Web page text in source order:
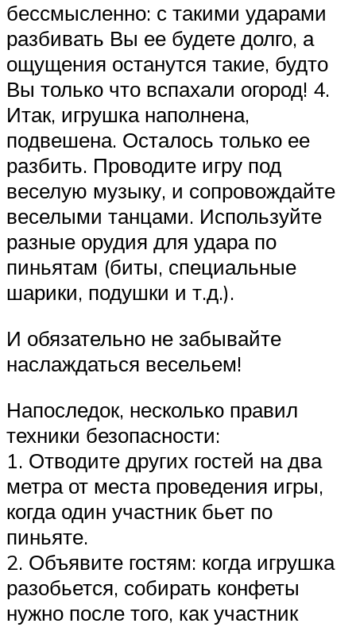
бессмысленно: с такими ударами
разбивать Вы ее будете долго, а
ощущения останутся такие, будто
Вы только что вспахали огород! 4.
Итак, игрушка наполнена,
подвешена. Осталось только ее
разбить. Проводите игру под
веселую музыку, и сопровождайте
веселыми танцами. Используйте
разные орудия для удара по
пиньятам (биты, специальные
шарики, подушки и т.д.).
И обязательно не забывайте
наслаждаться весельем!
Напоследок, несколько правил
техники безопасности:
1. Отводите других гостей на два
метра от места проведения игры,
когда один участник бьет по
пиньяте.
2. Объявите гостям: когда игрушка
разобьется, собирать конфеты
нужно после того, как участник